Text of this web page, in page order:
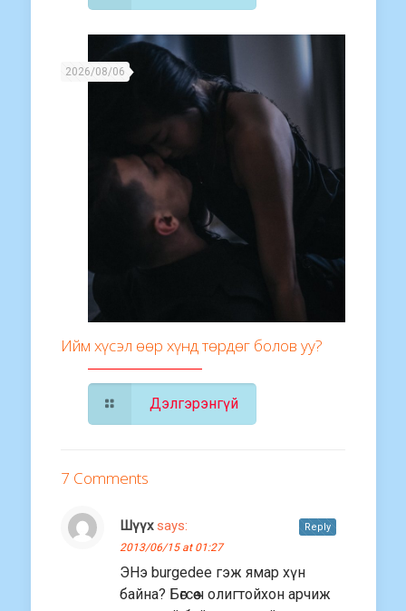
2026/08/06
Ийм хүсэл өөр хүнд төрдөг болов уу?
Дэлгэрэнгүй
7 Comments
Шүүх says:
2013/06/15 at 01:27
ЭНэ burgedee гэж ямар хүн
байна? Бөгсөө ч олигтойхон арчиж
Reply